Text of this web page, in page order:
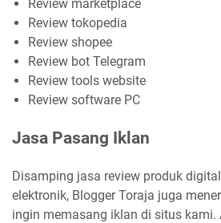
Review marketplace
Review tokopedia
Review shopee
Review bot Telegram
Review tools website
Review software PC
Jasa Pasang Iklan
Disamping jasa review produk
elektronik, Blogger Toraja juga
ingin memasang iklan di situs kami.